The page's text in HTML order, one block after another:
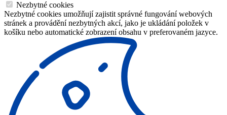
Nezbytné cookies
Nezbytné cookies umožňují zajistit správné fungování webových
stránek a provádění nezbytných akcí, jako je ukládání položek v
košíku nebo automatické zobrazení obsahu v preferovaném jazyce.